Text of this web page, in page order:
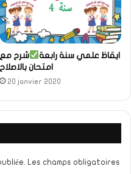
ايقاظ علمي سنة رابعة
شرح مع
امتحان بالاصلاح
20 janvier 2020
Les champs obligatoires